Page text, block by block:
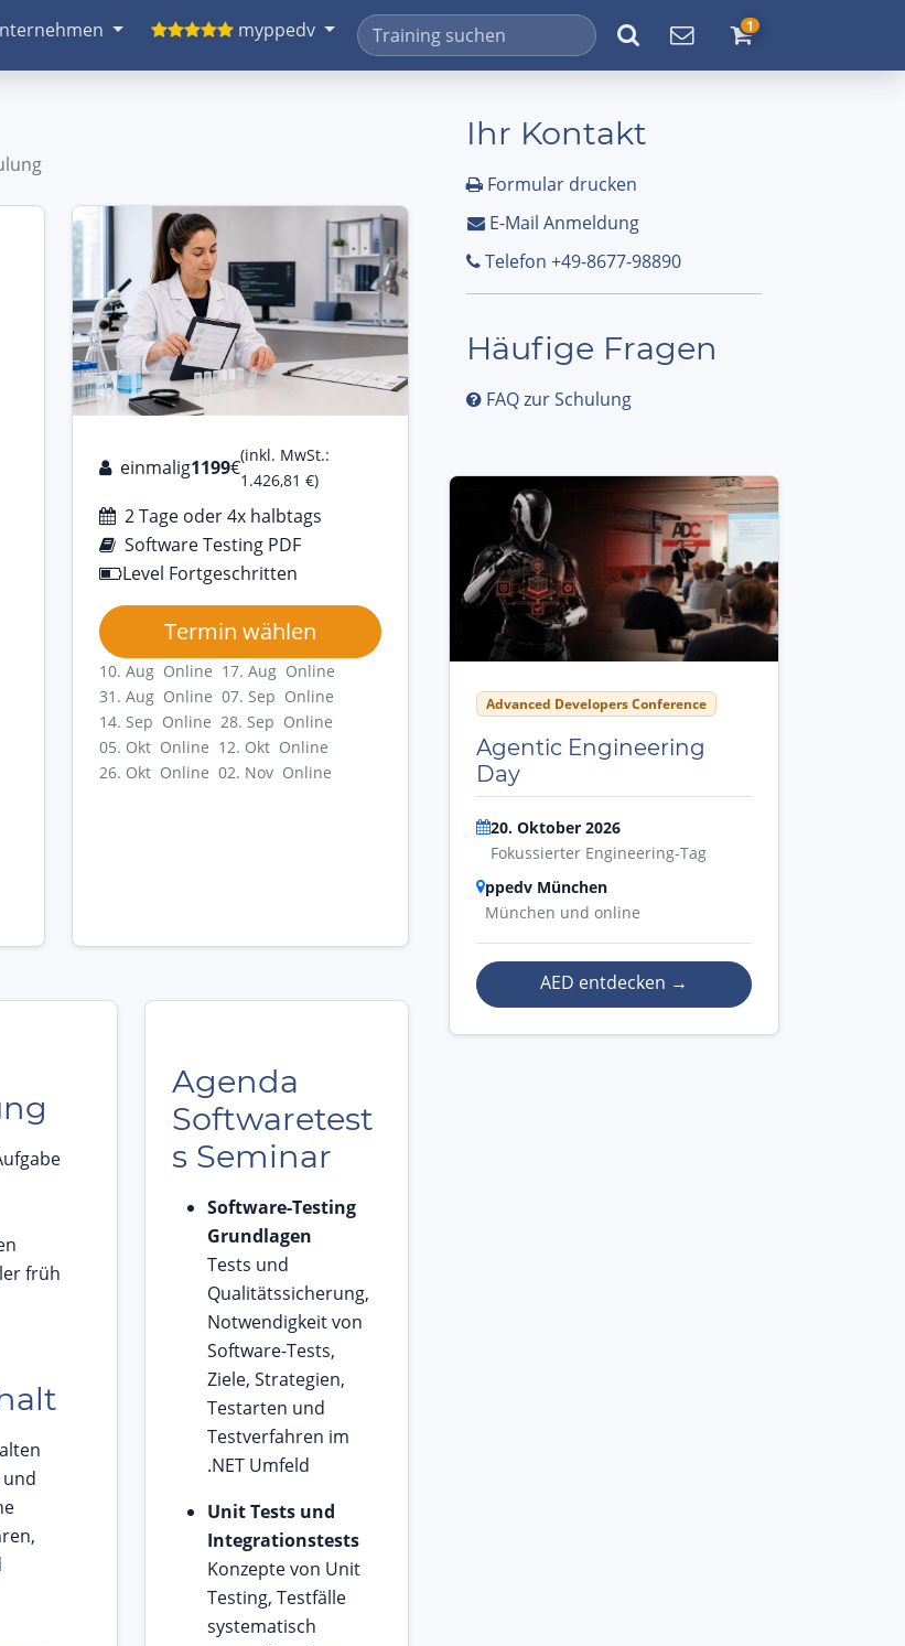
myppedv 1
einmalig1199€
(inkl. MwSt.:
1.426,81 €)
2 Tage oder 4x halbtags
Software Testing PDF
Level Fortgeschritten
Termin wählen
10. Aug Online 17. Aug Online
31. Aug Online 07. Sep Online
14. Sep Online 28. Sep Online
05. Okt Online 12. Okt Online
26. Okt Online 02. Nov Online
früh
Agenda
Softwaretest
s Seminar
Software-Testing
Grundlagen
Tests und
Qualitätssicherung,
Notwendigkeit von
Software-Tests,
Ziele, Strategien,
Testarten und
Testverfahren im
.NET Umfeld
Unit Tests und
Integrationstests
Konzepte von Unit
Testing, Testfälle
systematisch
Ihr Kontakt
Formular drucken
E-Mail Anmeldung
Telefon +49-8677-98890
Häufige Fragen
FAQ zur Schulung
Advanced Developers Conference
Agentic Engineering
Day
20. Oktober 2026
Fokussierter Engineering-Tag
ppedv München
München und online
AED entdecken →